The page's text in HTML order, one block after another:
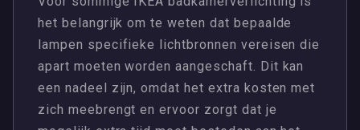
het belangrijk om te weten dat bepaalde
lampen specifieke lichtbronnen vereisen die
apart moeten worden aangeschaft. Dit kan
een nadeel zijn, omdat het extra kosten met
zich meebrengt en ervoor zorgt dat je